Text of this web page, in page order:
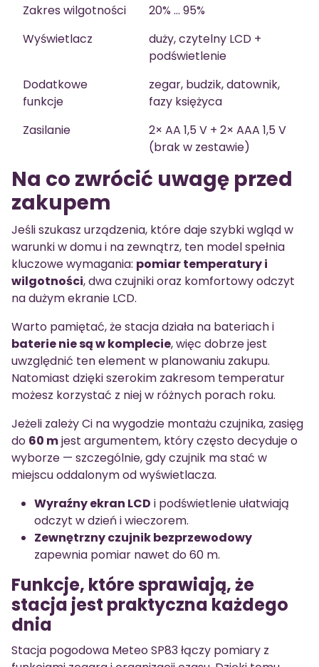
Zakres wilgotności
20% … 95%
Wyświetlacz
duży, czytelny LCD +
podświetlenie
Dodatkowe
funkcje
zegar, budzik, datownik,
fazy księżyca
Zasilanie
2× AA 1,5 V + 2× AAA 1,5 V
(brak w zestawie)
Na co zwrócić uwagę przed
zakupem
Jeśli szukasz urządzenia, które daje szybki wgląd w
warunki w domu i na zewnątrz, ten model spełnia
kluczowe wymagania: pomiar temperatury i
wilgotności, dwa czujniki oraz komfortowy odczyt
na dużym ekranie LCD.
Warto pamiętać, że stacja działa na bateriach i
baterie nie są w komplecie, więc dobrze jest
uwzględnić ten element w planowaniu zakupu.
Natomiast dzięki szerokim zakresom temperatur
możesz korzystać z niej w różnych porach roku.
Jeżeli zależy Ci na wygodzie montażu czujnika, zasięg
do 60 mjest argumentem, który często decyduje o
wyborze — szczególnie, gdy czujnik ma stać w
miejscu oddalonym od wyświetlacza.
Wyraźny ekran LCD i podświetlenie ułatwiają
odczyt w dzień i wieczorem.
Zewnętrzny czujnik bezprzewodowy
zapewnia pomiar nawet do 60 m.
Funkcje, które sprawiają, że
stacja jest praktyczna każdego
dnia
Stacja pogodowa Meteo SP83 łączy pomiary z